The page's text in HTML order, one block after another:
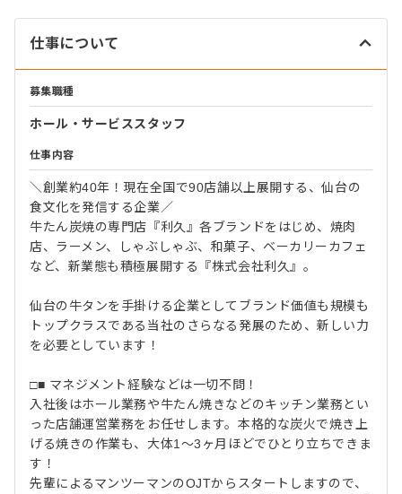
仕事について
募集職種
ホール・サービススタッフ
仕事内容
＼創業約40年！現在全国で90店舗以上展開する、仙台の
食文化を発信する企業／
牛たん炭焼の専門店『利久』各ブランドをはじめ、焼肉
店、ラーメン、しゃぶしゃぶ、和菓子、ベーカリーカフェ
など、新業態も積極展開する『株式会社利久』。
仙台の牛タンを手掛ける企業としてブランド価値も規模も
トップクラスである当社のさらなる発展のため、新しい力
を必要としています！
□■ マネジメント経験などは一切不問！
入社後はホール業務や牛たん焼きなどのキッチン業務とい
った店舗運営業務をお任せします。本格的な炭火で焼き上
げる焼きの作業も、大体1～3ヶ月ほどでひとり立ちできま
す！
先輩によるマンツーマンのOJTからスタートしますので、